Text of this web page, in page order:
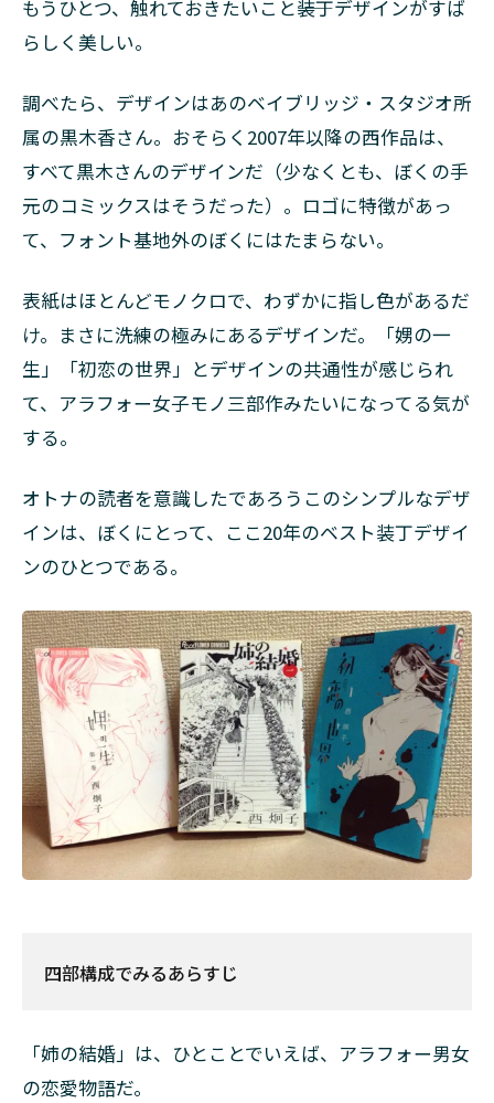
もうひとつ、触れておきたいこと――装丁デザインがすば
らしく美しい。
調べたら、デザインはあのベイブリッジ・スタジオ所
属の黒木香さん。おそらく2007年以降の西作品は、
すべて黒木さんのデザインだ（少なくとも、ぼくの手
元のコミックスはそうだった）。ロゴに特徴があっ
て、フォント基地外のぼくにはたまらない。
表紙はほとんどモノクロで、わずかに指し色があるだ
け。まさに洗練の極みにあるデザインだ。「娚の一
生」「初恋の世界」とデザインの共通性が感じられ
て、アラフォー女子モノ三部作みたいになってる気が
する。
オトナの読者を意識したであろうこのシンプルなデザ
インは、ぼくにとって、ここ20年のベスト装丁デザイ
ンのひとつである。
四部構成でみるあらすじ
「姉の結婚」は、ひとことでいえば、アラフォー男女
の恋愛物語だ。